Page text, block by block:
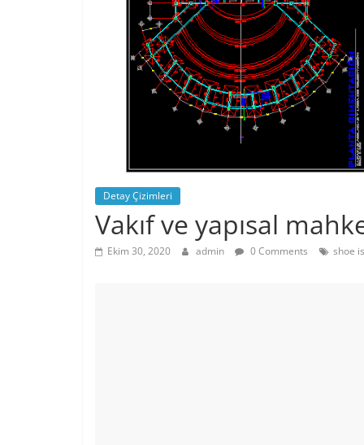
Detay Çizimleri
Vakıf ve yapısal
Ekim 30, 2020 admin 0 Comments shoe